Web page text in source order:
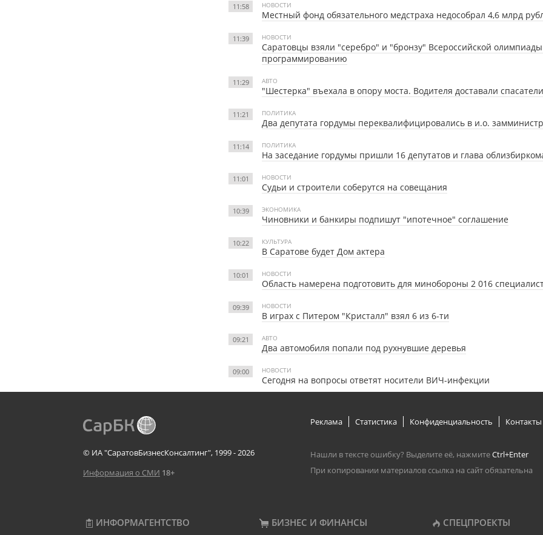
11:58 НОВОСТИ
Местный фонд обязательного медстраха недособрал 4,6 млрд
11:39 НОВОСТИ
Саратовцы взяли "серебро" и "бронзу" Всероссийской
программированию
11:29 АВТО
"Шестерка" въехала в опору моста. Водителя доставали спасатели
11:21 ПОЛИТИКА
Два депутата гордумы переквалифицировались в и.о.
11:14 ПОЛИТИКА
На заседание гордумы пришли 16 депутатов и глава
11:01 НОВОСТИ
Судьи и строители соберутся на совещания
10:39 ЭКОНОМИКА
Чиновники и банкиры подпишут "ипотечное" соглашение
10:22 КУЛЬТУРА
В Саратове будет Дом актера
10:01 НОВОСТИ
Область намерена подготовить для минобороны 2 016
09:39 НОВОСТИ
В играх с Питером "Кристалл" взял 6 из 6-ти
09:21 АВТО
Два автомобиля попали под рухнувшие деревья
09:00 НОВОСТИ
Сегодня на вопросы ответят носители ВИЧ-инфекции
© ИА "СаратовБизнесКонсалтинг", 1999 - 2026
Информация о СМИ 18+
Реклама Статистика Конфиденциальность Контакты
Нашли в тексте ошибку? Выделите её, нажмитеCtrl+Enter
При копировании материалов ссылка на сайт обязательна
ИНФОРМАГЕНТСТВО БИЗНЕС И ФИНАНСЫ СПЕЦПРОЕКТЫ